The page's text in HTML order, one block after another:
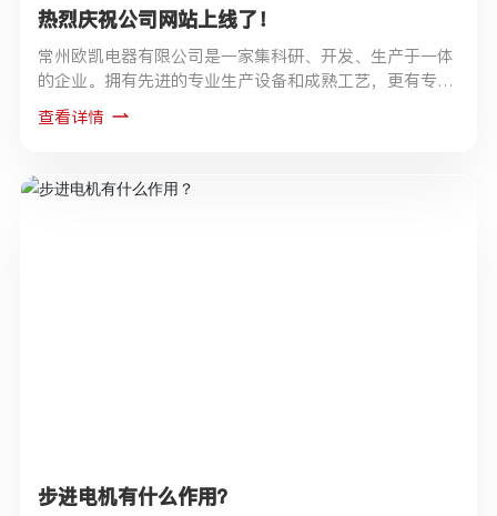
热烈庆祝公司网站上线了！
常州欧凯电器有限公司是一家集科研、开发、生产于一体
的企业。拥有先进的专业生产设备和成熟工艺，更有专业
管理和技术人才队伍。公司占地面积40000㎡，建筑面积
58000㎡.现有员工1200多人，管理人员190人(其中工程
系认证、ISO14001环境体系认证、ccc认证，VDE认证，
TUV认证和UL认证(E319020)
查看详情
步进电机有什么作用？